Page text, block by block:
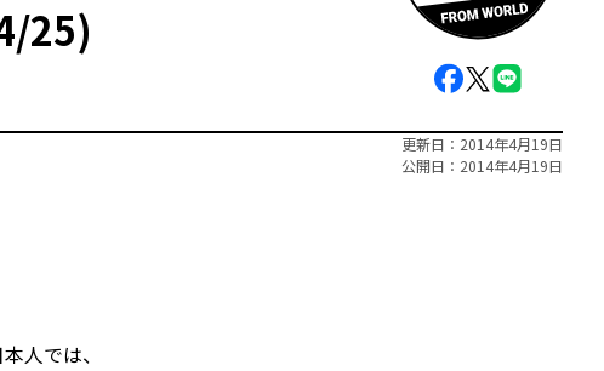
25)
更新日
2014年4月19日
公開日
2014年4月19日
人では、